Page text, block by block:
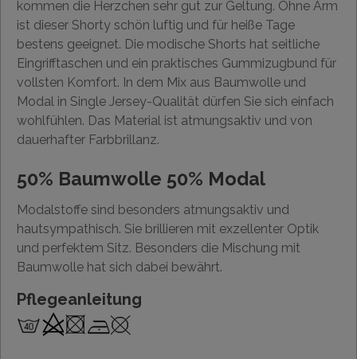
kommen die Herzchen sehr gut zur Geltung. Ohne Arm
ist dieser Shorty schön luftig und für heiße Tage
bestens geeignet. Die modische Shorts hat seitliche
Eingrifftaschen und ein praktisches Gummizugbund für
vollsten Komfort. In dem Mix aus Baumwolle und
Modal in Single Jersey-Qualität dürfen Sie sich einfach
wohlfühlen. Das Material ist atmungsaktiv und von
dauerhafter Farbbrillanz.
50% Baumwolle 50% Modal
Modalstoffe sind besonders atmungsaktiv und
hautsympathisch. Sie brillieren mit exzellenter Optik
und perfektem Sitz. Besonders die Mischung mit
Baumwolle hat sich dabei bewährt.
Pflegeanleitung